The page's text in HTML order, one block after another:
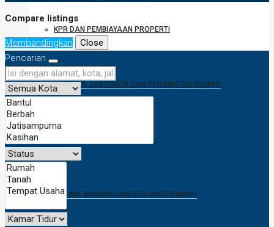
KPR DAN PEMBIAYAAN PROPERTI
INTERIOR, EKSTERIOR DAN PERAWATAN RUMAH
DESAIN, BANGUN DAN RENOVASI RUMAH
Compare listings
Membandingkan
Close
Pencarian